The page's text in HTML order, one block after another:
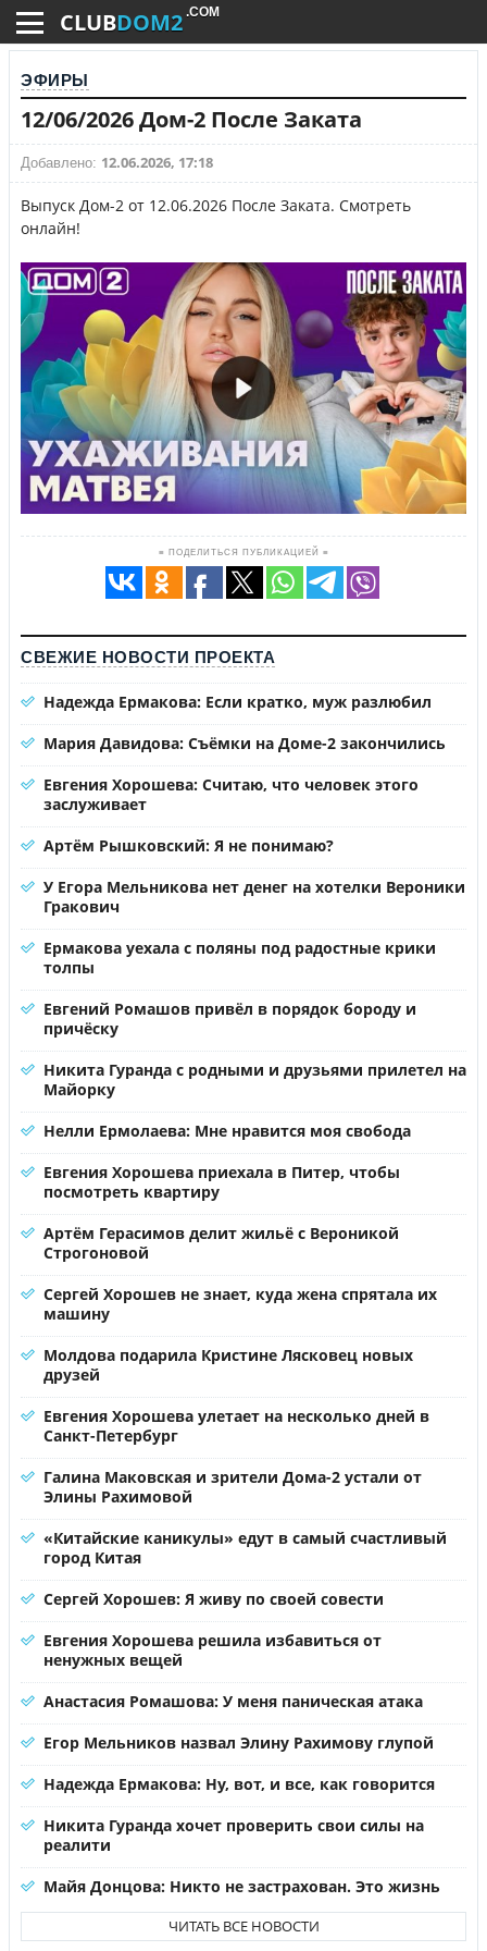
CLUBDOM2 .COM
ЭФИРЫ
12/06/2026 Дом-2 После Заката
Добавлено: 12.06.2026, 17:18
Выпуск Дом-2 от 12.06.2026 После Заката. Смотреть
онлайн!
≡ ПОДЕЛИТЬСЯ ПУБЛИКАЦИЕЙ ≡
СВЕЖИЕ НОВОСТИ ПРОЕКТА
Надежда Ермакова: Если кратко, муж разлюбил
Мария Давидова: Съёмки на Доме-2 закончились
Евгения Хорошева: Считаю, что человек этого
заслуживает
Артём Рышковский: Я не понимаю?
У Егора Мельникова нет денег на хотелки Вероники
Гракович
Ермакова уехала с поляны под радостные крики
толпы
Евгений Ромашов привёл в порядок бороду и
причёску
Никита Гуранда с родными и друзьями прилетел на
Майорку
Нелли Ермолаева: Мне нравится моя свобода
Евгения Хорошева приехала в Питер, чтобы
посмотреть квартиру
Артём Герасимов делит жильё с Вероникой
Строгоновой
Сергей Хорошев не знает, куда жена спрятала их
машину
Молдова подарила Кристине Лясковец новых
друзей
Евгения Хорошева улетает на несколько дней в
Санкт-Петербург
Галина Маковская и зрители Дома-2 устали от
Элины Рахимовой
«Китайские каникулы» едут в самый счастливый
город Китая
Сергей Хорошев: Я живу по своей совести
Евгения Хорошева решила избавиться от
ненужных вещей
Анастасия Ромашова: У меня паническая атака
Егор Мельников назвал Элину Рахимову глупой
Надежда Ермакова: Ну, вот, и все, как говорится
Никита Гуранда хочет проверить свои силы на
реалити
Майя Донцова: Никто не застрахован. Это жизнь
ЧИТАТЬ ВСЕ НОВОСТИ